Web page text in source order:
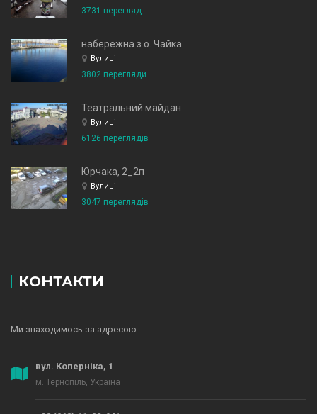
3731 перегляд
набережна з о. Чайка
Вулиці
3802 перегляди
Театральний майдан
Вулиці
6126 переглядів
Юрчака, 2_2п
Вулиці
3047 переглядів
КОНТАКТИ
Ми знаходимось за адресою.
вул. Коперніка, 1
м. Тернопіль, Україна